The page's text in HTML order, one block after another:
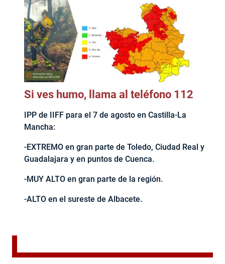
Si ves humo, llama al teléfono 112
IPP de IIFF para el 7 de agosto en Castilla-La
Mancha:
-EXTREMO en gran parte de Toledo, Ciudad Real y
Guadalajara y en puntos de Cuenca.
-MUY ALTO en gran parte de la región.
-ALTO en el sureste de Albacete.